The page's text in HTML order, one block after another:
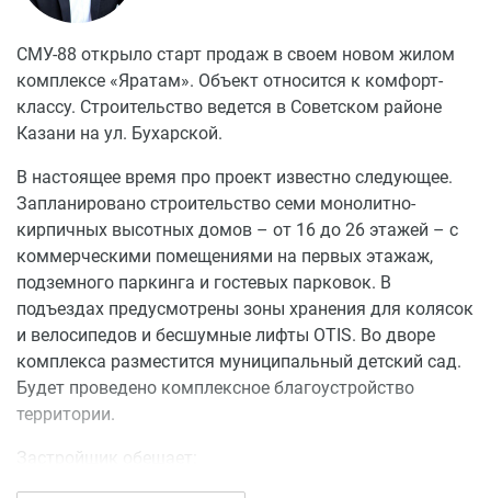
СМУ-88 открыло старт продаж в своем новом жилом
комплексе «Яратам». Объект относится к комфорт-
классу. Строительство ведется в Советском районе
Казани на ул. Бухарской.
В настоящее время про проект известно следующее.
Запланировано строительство семи монолитно-
кирпичных высотных домов – от 16 до 26 этажей – с
коммерческими помещениями на первых этажаж,
подземного паркинга и гостевых парковок. В
подъездах предусмотрены зоны хранения для колясок
и велосипедов и бесшумные лифты OTIS. Во дворе
комплекса разместится муниципальный детский сад.
Будет проведено комплексное благоустройство
территории.
Застройщик обещает: